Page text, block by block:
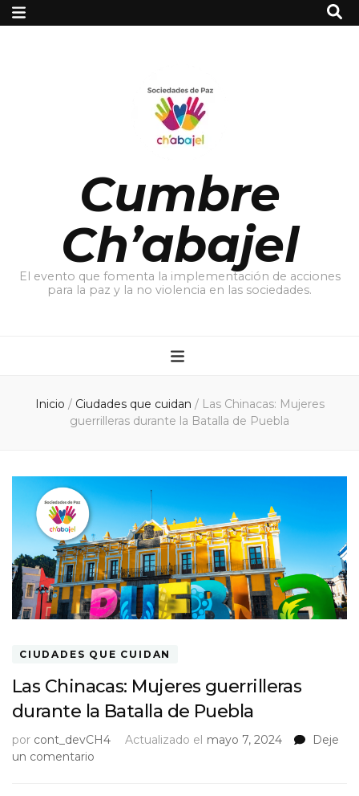
Cumbre
Ch’abajel
El evento que fomenta la implementación de acciones
para la paz y la no violencia en las sociedades.
Inicio / Ciudades que cuidan / Las Chinacas: Mujeres
guerrilleras durante la Batalla de Puebla
CIUDADES QUE CUIDAN
Las Chinacas: Mujeres guerrilleras
durante la Batalla de Puebla
por cont_devCH4 Actualizado el mayo 7, 2024
Deje
un comentario